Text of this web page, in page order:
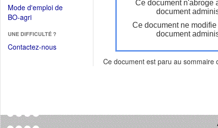
dans
une
fenêtre)
Mode d'emploi de
BO-agri(Ouvrir
une
nouvelle
UNE DIFFICULTÉ ?
Contactez-nous
Ce document n'abroge
document
Ce document ne
document
Ce document est paru au sommaire